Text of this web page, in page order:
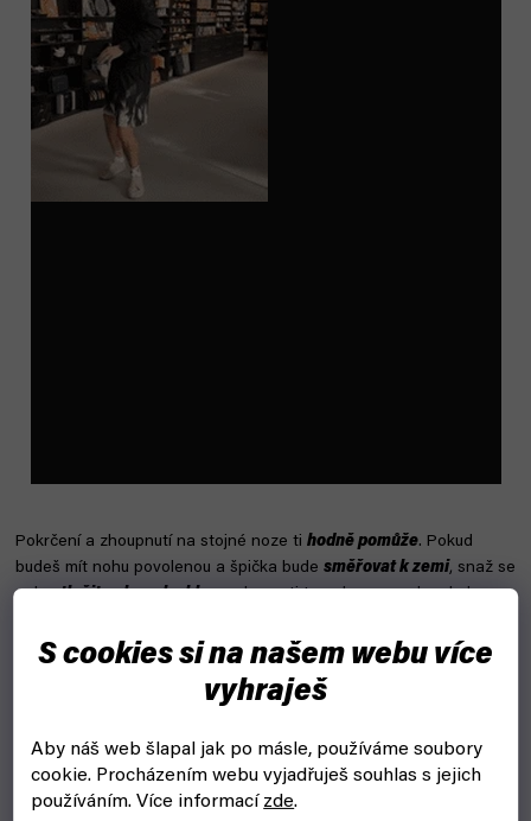
S cookies si na našem webu více
vyhraješ
Aby náš web šlapal jak po másle, používáme soubory
cookie. Procházením webu vyjadřuješ souhlas s jejich
používáním. Více informací zde.
Pokrčení a zhoupnutí na stojné noze ti hodně pomůže. Pokud
budeš mít nohu povolenou a špička bude směřovat k zemi, snaž se
palectlačit nahoru k obloze, aby se ti ta noha srovnala a byla
Outside kick – záchranný kop aneb
Při outside kicku, tedy kopu vnější stranou chodidla ( šajtlí
postupujeme úplně stejně jako
při kopu vnitřní stranou